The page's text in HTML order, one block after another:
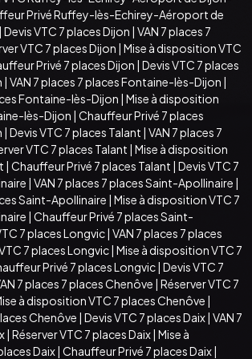
Privé Ruffey-lès-Echirey-Aéroport de
| Devis VTC 7 places Dijon | VAN 7 places 7
VTC 7 places Dijon | Mise à disposition VTC
Privé 7 places Dijon | Devis VTC 7 places
| VAN 7 places 7 places Fontaine-lès-Dijon |
Fontaine-lès-Dijon | Mise à disposition
lès-Dijon | Chauffeur Privé 7 places
| Devis VTC 7 places Talant | VAN 7 places 7
VTC 7 places Talant | Mise à disposition
| Chauffeur Privé 7 places Talant | Devis VTC 7
| VAN 7 places 7 places Saint-Apollinaire |
Saint-Apollinaire | Mise à disposition VTC 7
| Chauffeur Privé 7 places Saint-
7 places Longvic| VAN 7 places 7 places
7 places Longvic| Mise à disposition VTC 7
Privé 7 places Longvic| Devis VTC 7
7 places 7 places Chenôve | Réserver VTC 7
à disposition VTC 7 places Chenôve |
Chenôve | Devis VTC 7 places Daix| VAN 7
| Réserver VTC 7 places Daix| Mise à
Daix| Chauffeur Privé 7 places Daix|